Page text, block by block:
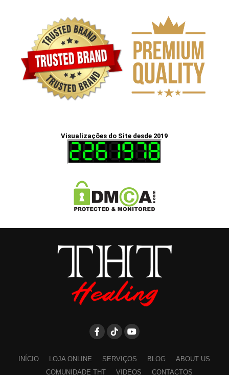
Visualizações do Site desde 2019
INÍCIO LOJA ONLINE SERVIÇOS BLOG
ABOUT US
COMUNIDADE THT
VIDEOS CONTACTOS